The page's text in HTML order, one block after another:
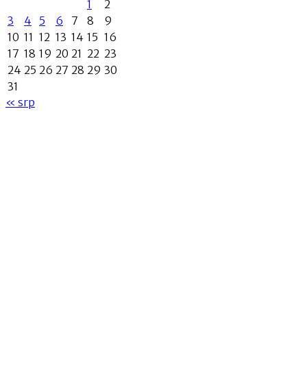
1
2
3
4 5 6 7 8
9
10 11 12 13 14 15 16
17 18 19 20 21 22 23
24 25 26 27 28 29 30
31
« srp